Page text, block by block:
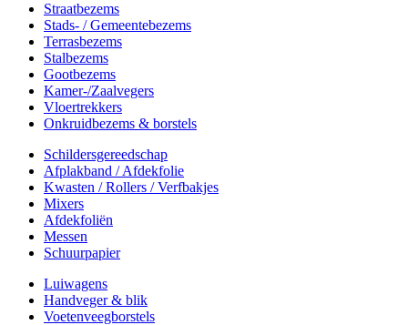
Straatbezems
Stads- / Gemeentebezems
Terrasbezems
Stalbezems
Gootbezems
Kamer-/Zaalvegers
Vloertrekkers
Onkruidbezems & borstels
Schildersgereedschap
Afplakband / Afdekfolie
Kwasten / Rollers / Verfbakjes
Mixers
Afdekfoliën
Messen
Schuurpapier
Luiwagens
Handveger & blik
Voetenveegborstels